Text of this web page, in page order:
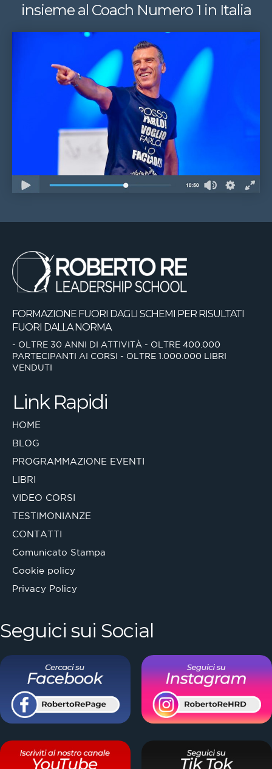
insieme al Coach Numero 1 in Italia
FORMAZIONE FUORI DAGLI SCHEMI PER RISULTATI
FUORI DALLA NORMA
- OLTRE 30 ANNI DI ATTIVITÀ - OLTRE 400.000
PARTECIPANTI AI CORSI - OLTRE 1.000.000 LIBRI
VENDUTI
Link Rapidi
HOME
BLOG
PROGRAMMAZIONE EVENTI
LIBRI
VIDEO CORSI
TESTIMONIANZE
CONTATTI
Comunicato Stampa
Cookie policy
Privacy Policy
Seguici sui Social